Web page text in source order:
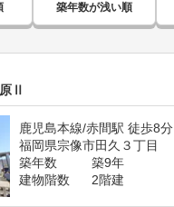
築年数が浅い順
Ⅱ
鹿児島本線/赤間駅 徒歩8分
福岡県宗像市田久３丁目
築年数
築9年
建物階数
2階建